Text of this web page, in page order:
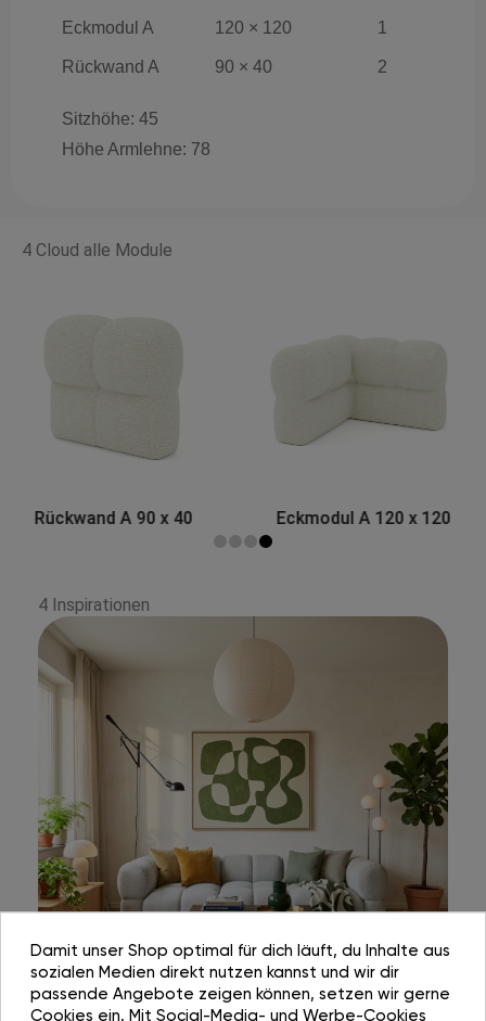
Eckmodul A 120 × 120 1
Rückwand A 90 × 40 2
Sitzhöhe: 45
Höhe Armlehne: 78
4 Cloud alle Module
Eckmodul A 120 x 120 Base AX 90 x 90
4 Inspirationen
Damit unser Shop optimal für dich läuft, du Inhalte aus
sozialen Medien direkt nutzen kannst und wir dir
passende Angebote zeigen können, setzen wir gerne
Cookies ein. Mit Social-Media- und Werbe-Cookies